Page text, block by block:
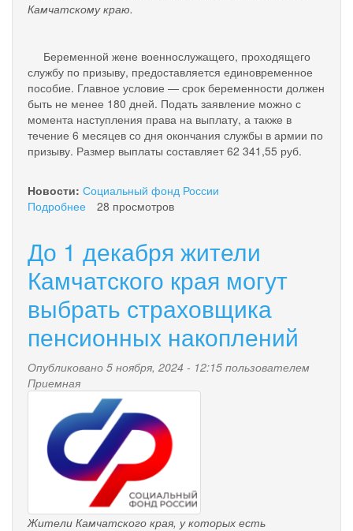
Камчатскому краю.
Беременной жене военнослужащего, проходящего
службу по призыву, предоставляется единовременное
пособие. Главное условие — срок беременности должен
быть не менее 180 дней. Подать заявление можно с
момента наступления права на выплату, а также в
течение 6 месяцев со дня окончания службы в армии по
призыву. Размер выплаты составляет 62 341,55 руб.
Новости: Социальный фонд России
Подробнее
поддержки
семьям
военнослужащих
призыву
предоставляет
Отделение
СФР
Камчатскому
краю?
28 просмотров
До 1 декабря жители
Камчатского края могут
выбрать страховщика
пенсионных накоплений
Опубликовано 5 ноября, 2024 - 12:15 пользователем
Приемная
pensionnyy_fond.png
Жители Камчатского края, у которых есть